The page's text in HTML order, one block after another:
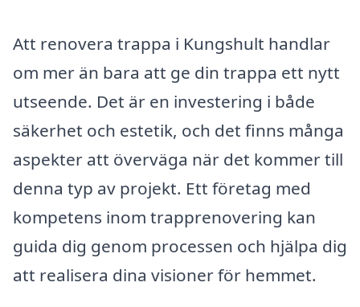
Att renovera trappa i Kungshult handlar
om mer än bara att ge din trappa ett nytt
utseende. Det är en investering i både
säkerhet och estetik, och det finns många
aspekter att överväga när det kommer till
denna typ av projekt. Ett företag med
kompetens inom trapprenovering kan
guida dig genom processen och hjälpa dig
att realisera dina visioner för hemmet.